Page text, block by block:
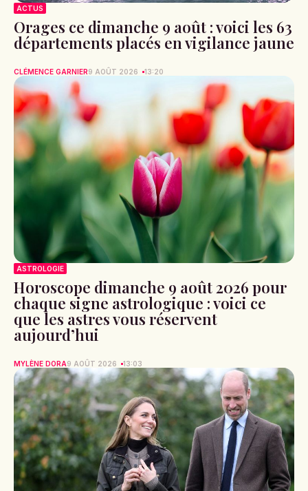
ACTUS
Orages ce dimanche 9 août : voici les 63
départements placés en vigilance jaune
CLÉMENCE GARNIER9 AOÛT 2026 13:20
ASTROLOGIE
Horoscope dimanche 9 août 2026 pour
chaque signe astrologique : voici ce
que les astres vous réservent
aujourd’hui
MYLÈNE DORA9 AOÛT 2026 13:03